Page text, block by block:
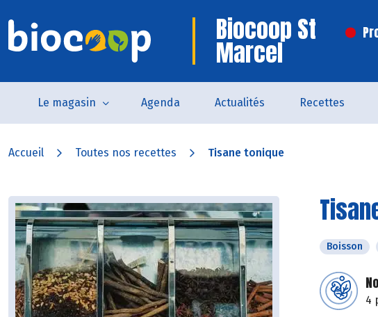
Biocoop St
Marcel
Le magasin Agenda Actualités Recettes
Accueil Toutes nos recettes Tisane tonique
Boisson
4